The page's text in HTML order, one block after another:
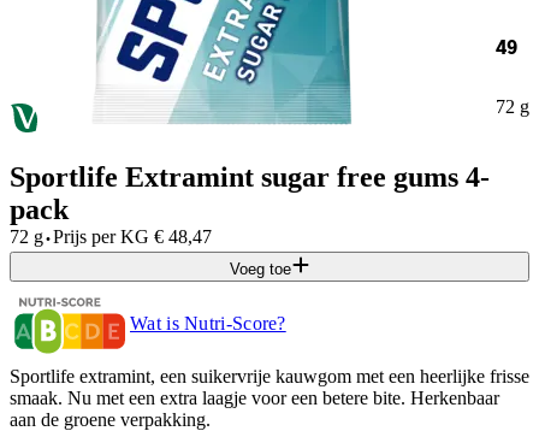
49
72 g
Sportlife Extramint sugar free gums 4-
pack
72 g·Prijs per KG € 48,47
Voeg toe
Wat is Nutri-Score?
Sportlife extramint, een suikervrije kauwgom met een heerlijke frisse
smaak. Nu met een extra laagje voor een betere bite. Herkenbaar
aan de groene verpakking.